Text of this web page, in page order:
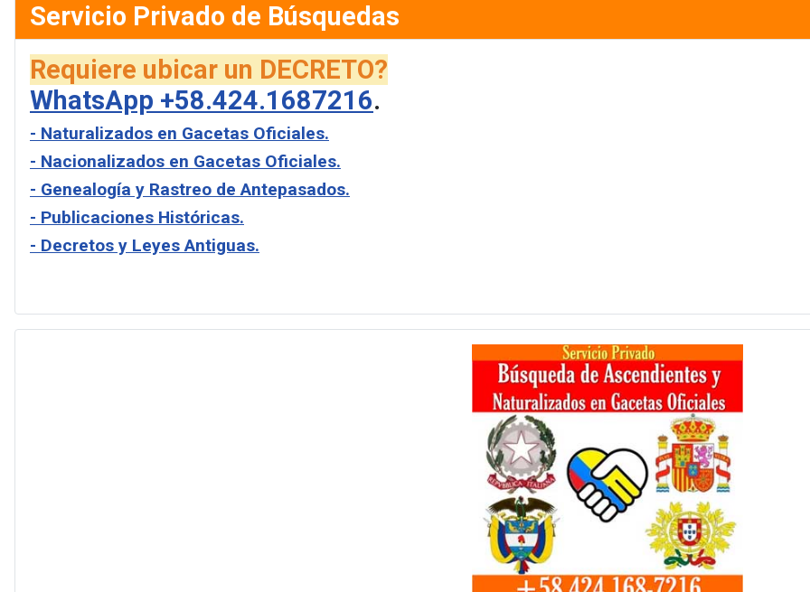
Servicio Privado de Búsquedas
Requiere ubicar un DECRETO?
WhatsApp +58.424.1687216.
- Naturalizados en Gacetas Oficiales.
- Nacionalizados en Gacetas Oficiales.
- Genealogía y Rastreo de Antepasados.
- Publicaciones Históricas.
- Decretos y Leyes Antiguas.